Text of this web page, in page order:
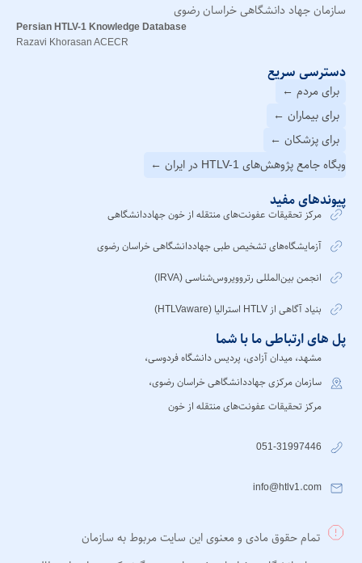
سازمان جهاد دانشگاهی خراسان رضوی
Persian HTLV-1 Knowledge Database
Razavi Khorasan ACECR
دسترسی سریع
برای مردم ←
برای بیماران ←
برای پزشکان ←
وبگاه جامع پژوهش‌های HTLV-1 در ایران ←
پیوندهای مفید
مرکز تحقیقات عفونت‌های منتقله از خون جهاددانشگاهی
آزمایشگاه‌های تشخیص طبی جهاددانشگاهی خراسان رضوی
انجمن بین‌المللی رتروویروس‌شناسی (IRVA)
بنیاد آگاهی از HTLV استرالیا (HTLVaware)
پل های ارتباطی ما با شما
مشهد، میدان آزادی، پردیس دانشگاه فردوسی،
سازمان مرکزی جهاددانشگاهی خراسان رضوی،
مرکز تحقیقات عفونت‌های منتقله از خون
051-31997446
info@htlv1.com
تمام حقوق مادی و معنوی این سایت مربوط به سازمان